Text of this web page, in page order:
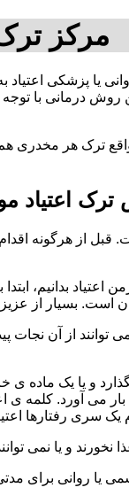
مرکز
یا پزشکی
درمانی با
ترک هر مخدری
اعتیاد
از هرگونه
بدانیم، ابتدا
است. بسیار از
از آن نجات
و یا یک ماده
می آورد. کلمه ی
سری رفتارها
نخورند و یا نمی
روانی برای